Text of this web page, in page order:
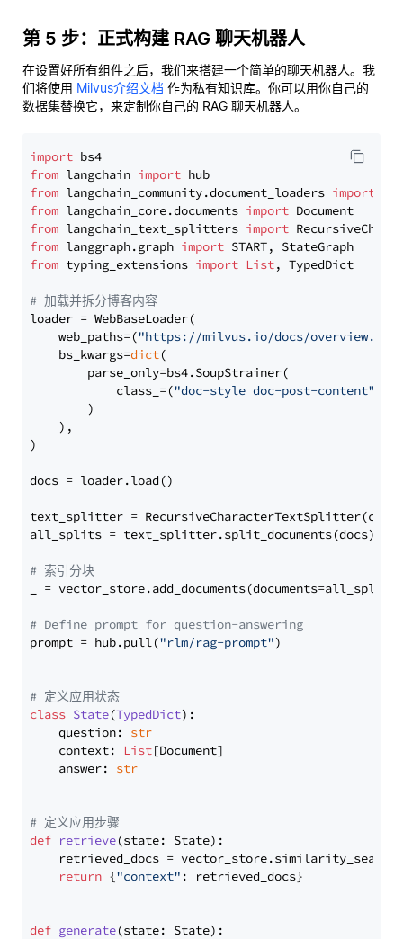
第 5 步：正式构建 RAG 聊天机器人
在设置好所有组件之后，我们来搭建一个简单的聊天机器人。我
们将使用 Milvus介绍文档 作为私有知识库。你可以用你自己的
数据集替换它，来定制你自己的 RAG 聊天机器人。
import
from langchain import
from langchain_community.document_loaders import
from langchain_core.documents import
from langchain_text_splitters import
from langgraph.graph import
from typing_extensions import List, TypedDict
# 加载并拆分博客内容
loader = WebBaseLoader(
    web_paths=(
"https://milvus.io/docs/overview.md"
    bs_kwargs=
dict(
        parse_only=bs4.SoupStrainer(
            class_=(
"doc-style doc-post-content"
        )
    ),
)
docs = loader.load()
text_splitter =
all_splits = text_splitter.split_documents(docs)
# 索引分块
_ = vector_store.add_documents(documents=all_splits)
# Define prompt for question-answering
prompt = hub.pull("rlm/rag-prompt")
# 定义应用状态
class State(TypedDict):
    question:
str
    context:
List[Document]
    answer:
str
# 定义应用步骤
def retrieve(state: State):
retrieved_docs =
return {"context" : retrieved_docs}
def generate(state: State):